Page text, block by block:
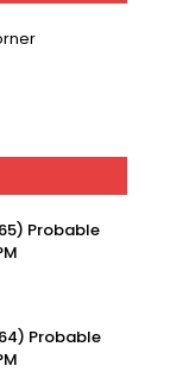
Probable
Probable